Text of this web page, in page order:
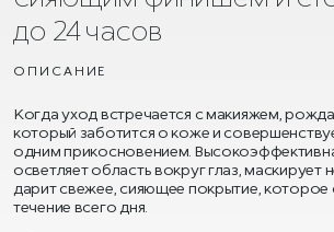
до 24 часов
ОПИСАНИЕ
Когда уход встречается с макияжем,
который заботится о коже и
одним прикосновением.
осветляет область вокруг глаз, маскирует
дарит свежее, сияющее покрытие, которое
течение всего дня.